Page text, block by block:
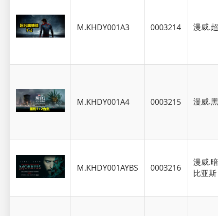
M.KHDY001A3 0003214 漫威.
M.KHDY001A4 0003215 漫威.
M.KHDY001AYBS 0003216
漫威.
比亚斯